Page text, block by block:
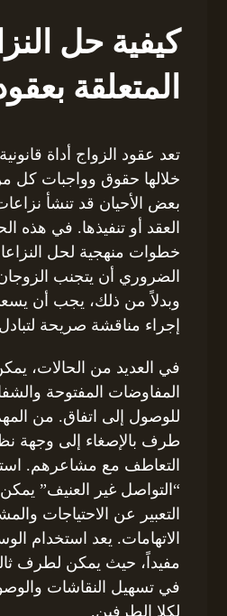
كيفية حل
المتعلقة
تعد عقود الزواج أداة
خلالها حقوق وواجبات كل
بعض الأحيان قد تنشأ
العقد أو تنفيذها. في هذه
خطوات منهجية لحل
الضروري أن يتجنب الزوجان
وبدلاً من ذلك، يجب أن
إجراء مناقشة صريحة
في العديد من الحالات،
المفاوضات المفتوحة
للوصول إلى اتفاق. من
طرف بالإصغاء إلى وجهة
التعاطف مع مشاعرهم.
“التواصل غير العنيف”
التعبير عن الاحتياجات
الاتهامات. يعد استخدام
مفيداً، حيث يمكن لطرف
في تسهيل النقاشات
لكلا الطرفين.